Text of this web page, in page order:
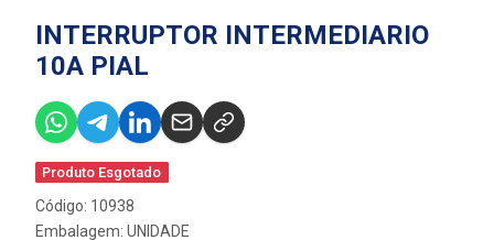
INTERRUPTOR INTERMEDIARIO
10A PIAL
Produto Esgotado
Código: 10938
Embalagem: UNIDADE